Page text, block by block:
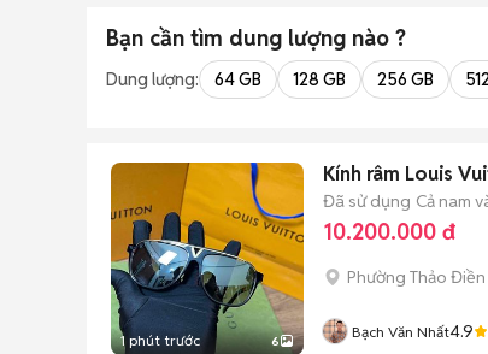
Bạn cần tìm dung lượng nào ?
Dung lượng: 64 GB 128 GB 256 GB
1 phút trước 6
Kính râm Louis
Đã sử dụng Cả nam
10.200.000 đ
Phường Thảo
Bạch Văn Nhất4.9